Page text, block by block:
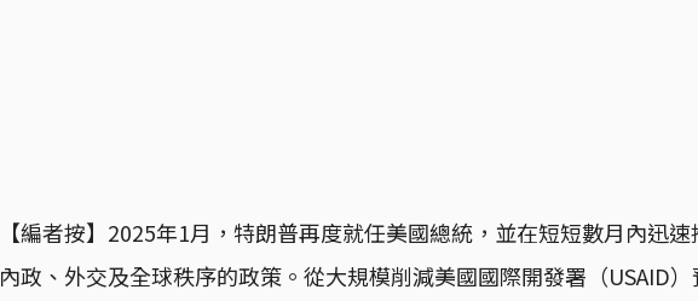
【編者按】​2025年1月，特朗普再度就任美國總統，並在短短數月內迅
內政、外交及全球秩序的政策。​從大規模削減美國國際開發署（USAID